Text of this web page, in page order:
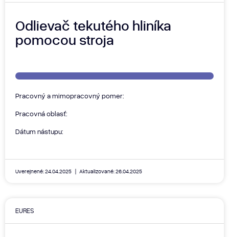
Odlievač tekutého hliníka
pomocou stroja
Pracovný a mimopracovný pomer:
Pracovná oblasť:
Dátum nástupu:
Uverejnené: 24.04.2025 Aktualizované: 26.04.2025
EURES